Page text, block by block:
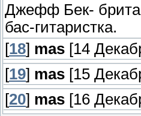
Джефф Бек-
бас-гитаристка.
[18] mas [14
[19] mas [15
[20] mas [16